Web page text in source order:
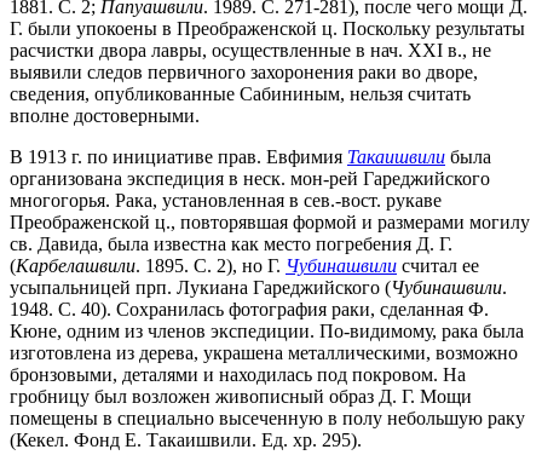
1881. С. 2; Папуашвили. 1989. С. 271-281), после чего мощи Д.
Г. были упокоены в Преображенской ц. Поскольку результаты
расчистки двора лавры, осуществленные в нач. XXI в., не
выявили следов первичного захоронения раки во дворе,
сведения, опубликованные Сабининым, нельзя считать
вполне достоверными.
В 1913 г. по инициативе прав. Евфимия Такаишвили была
организована экспедиция в неск. мон-рей Гареджийского
многогорья. Рака, установленная в сев.-вост. рукаве
Преображенской ц., повторявшая формой и размерами могилу
св. Давида, была известна как место погребения Д. Г.
(Карбелашвили. 1895. С. 2), но Г. Чубинашвили считал ее
усыпальницей прп. Лукиана Гареджийского (Чубинашвили.
1948. С. 40). Сохранилась фотография раки, сделанная Ф.
Кюне, одним из членов экспедиции. По-видимому, рака была
изготовлена из дерева, украшена металлическими, возможно
бронзовыми, деталями и находилась под покровом. На
гробницу был возложен живописный образ Д. Г. Мощи
помещены в специально высеченную в полу небольшую раку
(Кекел. Фонд Е. Такаишвили. Ед. хр. 295).